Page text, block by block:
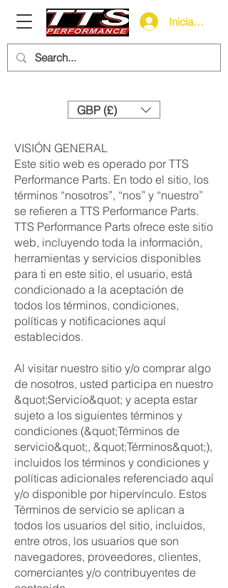
Iniciar sesión
GBP (£)
VISIÓN GENERAL
Este sitio web es operado por TTS
Performance Parts. En todo el sitio, los
términos “nosotros”, “nos” y “nuestro”
se refieren a TTS Performance Parts.
TTS Performance Parts ofrece este sitio
web, incluyendo toda la información,
herramientas y servicios disponibles
para ti en este sitio, el usuario, está
condicionado a la aceptación de
todos los términos, condiciones,
políticas y notificaciones aquí
establecidos.
Al visitar nuestro sitio y/o comprar algo
de nosotros, usted participa en nuestro
&quot;Servicio&quot; y acepta estar
sujeto a los siguientes términos y
condiciones (&quot;Términos de
servicio&quot;, &quot;Términos&quot;),
incluidos los términos y condiciones y
políticas adicionales referenciado aquí
y/o disponible por hipervínculo. Estos
Términos de servicio se aplican a
todos los usuarios del sitio, incluidos,
entre otros, los usuarios que son
navegadores, proveedores, clientes,
comerciantes y/o contribuyentes de